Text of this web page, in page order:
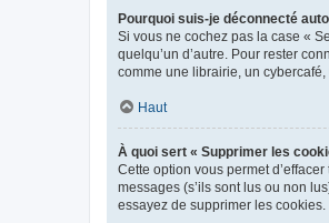
Pourquoi suis-je déconnecté
Si vous ne cochez pas la case «
quelqu’un d’autre. Pour rester
comme une librairie, un
Haut
À quoi sert « Supprimer les
Cette option vous permet
messages (s’ils sont lus ou non
essayez de supprimer les cookies.